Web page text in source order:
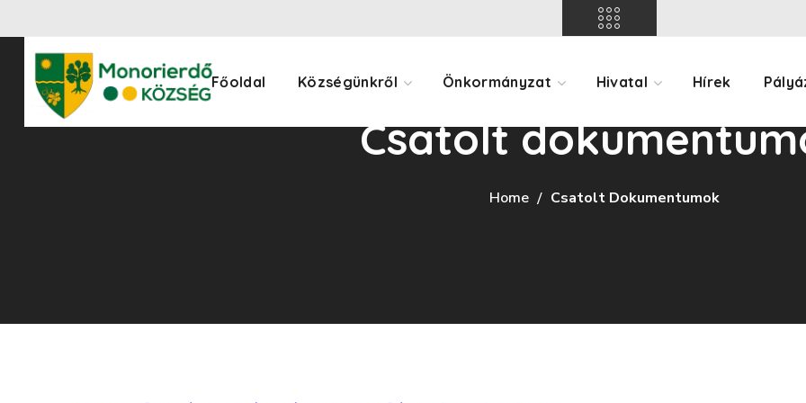
Főoldal Községünkről Önkormányzat Hivatal Hírek
Csatolt
Home Csatolt Dokumentumok